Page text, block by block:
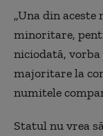
„Una din
minoritare,
niciodată, vorba
majoritare la
numitele
Statul nu vrea